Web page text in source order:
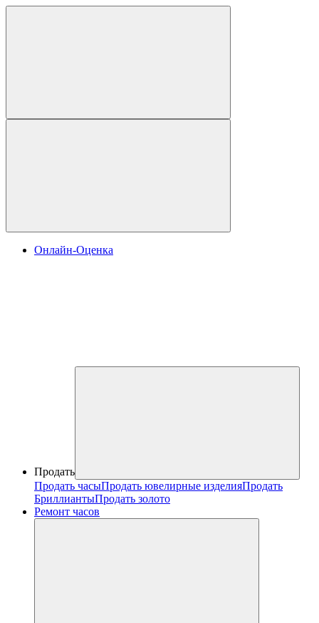
Онлайн-Оценка
Продать
Продать часыПродать ювелирные изделияПродать
БриллиантыПродать золото
Ремонт часов